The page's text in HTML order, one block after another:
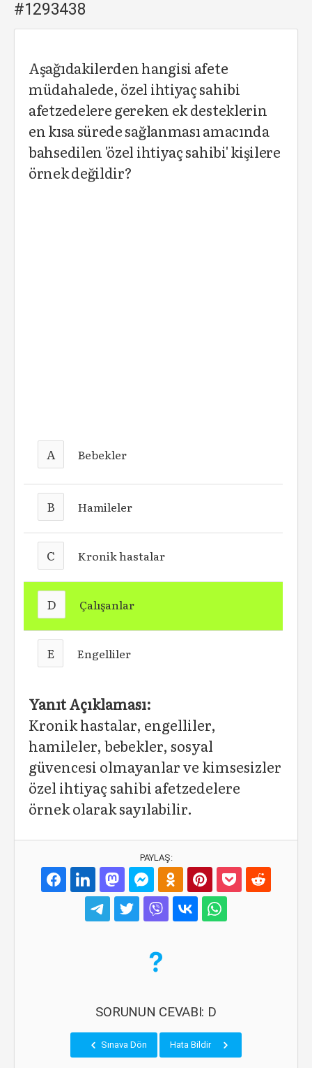
#1293438
Aşağıdakilerden hangisi afete
müdahalede, özel ihtiyaç sahibi
afetzedelere gereken ek desteklerin
en kısa sürede sağlanması amacında
bahsedilen 'özel ihtiyaç sahibi' kişilere
örnek değildir?
A Bebekler
B Hamileler
C Kronik hastalar
D Çalışanlar
E Engelliler
Yanıt Açıklaması:
Kronik hastalar, engelliler,
hamileler, bebekler, sosyal
güvencesi olmayanlar ve kimsesizler
özel ihtiyaç sahibi afetzedelere
örnek olarak sayılabilir.
PAYLAŞ:
SORUNUN CEVABI: D
Sınava Dön Hata Bildir